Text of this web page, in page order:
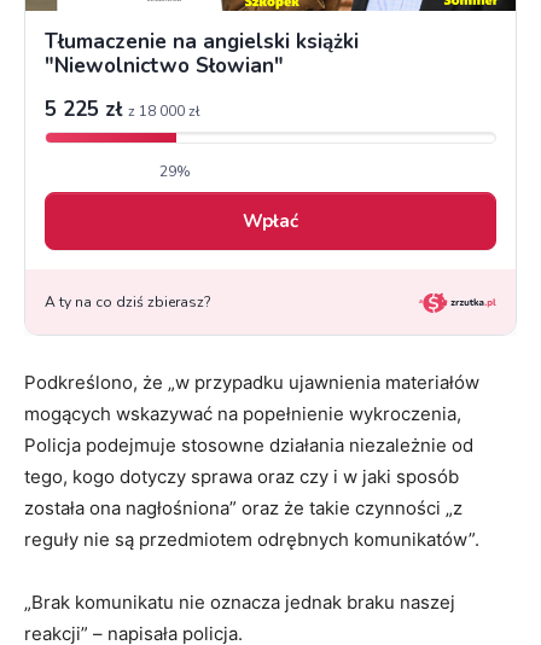
Podkreślono, że „w przypadku ujawnienia materiałów
mogących wskazywać na popełnienie wykroczenia,
Policja podejmuje stosowne działania niezależnie od
tego, kogo dotyczy sprawa oraz czy i w jaki sposób
została ona nagłośniona” oraz że takie czynności „z
reguły nie są przedmiotem odrębnych komunikatów”.
„Brak komunikatu nie oznacza jednak braku naszej
reakcji” – napisała policja.